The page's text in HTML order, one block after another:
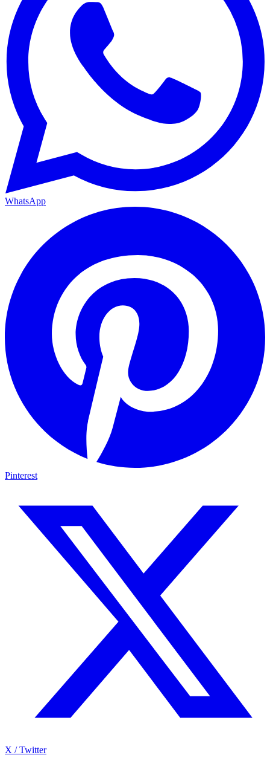
WhatsApp
Pinterest
X / Twitter